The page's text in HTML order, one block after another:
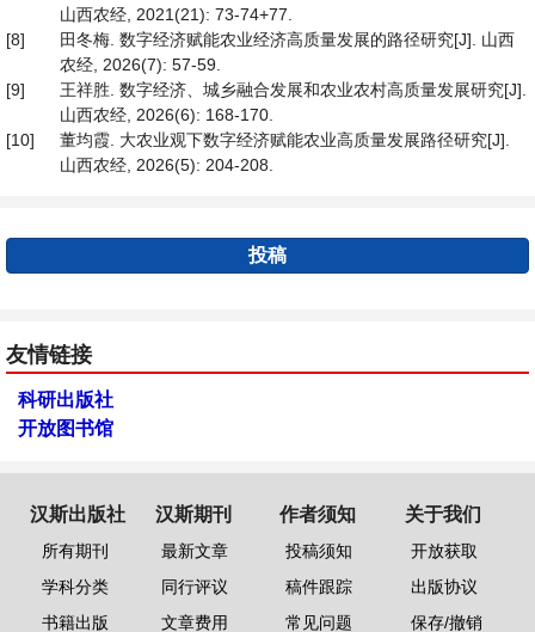
山西农经, 2021(21): 73-74+77.
[8]
田冬梅. 数字经济赋能农业经济高质量发展的路径研究[J]. 山西
农经, 2026(7): 57-59.
[9]
王祥胜. 数字经济、城乡融合发展和农业农村高质量发展研究[J].
山西农经, 2026(6): 168-170.
[10]
董均霞. 大农业观下数字经济赋能农业高质量发展路径研究[J].
山西农经, 2026(5): 204-208.
投稿
友情链接
科研出版社
开放图书馆
汉斯出版社
所有期刊
学科分类
书籍出版
汉斯期刊
最新文章
同行评议
文章费用
作者须知
投稿须知
稿件跟踪
常见问题
关于我们
开放获取
出版协议
保存/撤销